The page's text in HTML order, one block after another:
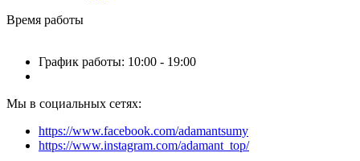
Время работы
График работы: 10:00 - 19:00
Мы в социальных сетях:
https://www.facebook.com/adamantsumy
https://www.instagram.com/adamant_top/